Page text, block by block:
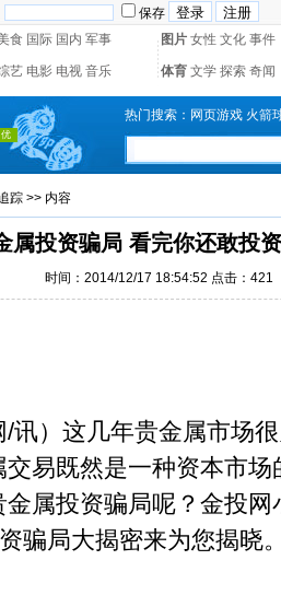
保存
食 国际 国内 军事 图片 女性 文化 事件
艺 电影 电视 音乐 体育 文学 探索 奇闻
热门搜索： 网页游戏 火箭
踪 >> 内容
属投资骗局 看完你还敢投
时间：2014/12/17 18:54:52 点击： 421
/讯） 这几年贵金属市场
易既然是一种资本市
属投资骗局呢？金投
骗局大揭密来为您揭晓